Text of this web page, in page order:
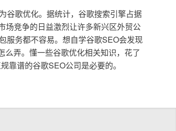
谷歌优化。据统计，谷歌搜索引擎占据
场竞争的日益激烈让许多新兴区外贸公
服务都不容易。想自学谷歌SEO会发现
弄。懂一些谷歌优化相关知识，花了
靠谱的谷歌SEO公司是必要的。